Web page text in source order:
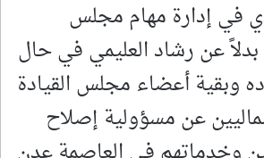
في إدارة مهام مجلس
بدلاً عن رشاد العليمي في حال
وبقية أعضاء مجلس القيادة
عن مسؤولية إصلاح